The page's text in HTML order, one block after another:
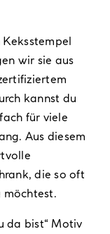
wir sie aus
kannst du
für viele
Aus diesem
die so oft
möchtest.
da bist“ Motiv